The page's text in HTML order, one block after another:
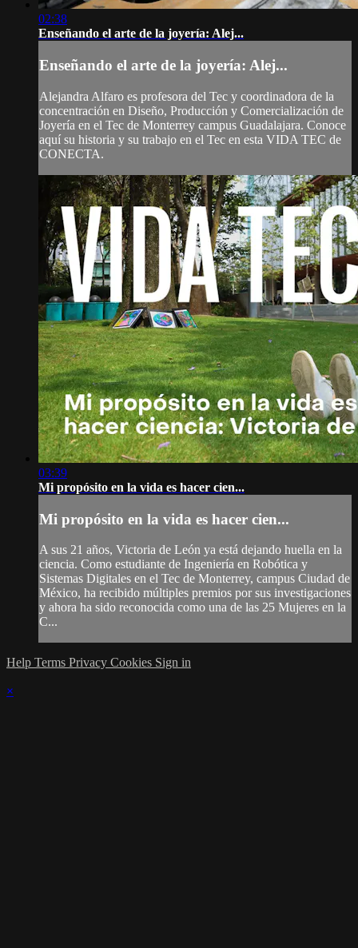
02:38
Enseñando el arte de la joyería: Alej...
Enseñando el arte de la joyería: Alej...
Alejandra Alfaro es profesora del Tec y coordinadora de la
concentración en Diseño, Producción y Comercialización de
Joyería en el Tec de Monterrey campus Guadalajara. Conoce
aquí su historia y su trabajo en el Tec en esta VIDA TEC de
CONECTA.
03:39
Mi propósito en la vida es hacer cien...
Mi propósito en la vida es hacer cien...
A sus 21 años, Victoria de León ya está dejando huella en la
ciencia. Como estudiante de Ingeniería en Robótica y
Sistemas Digitales en el Tec de Monterrey, campus Ciudad de
México, ha recibido múltiples premios por sus investigaciones
y ahora ha sido reconocida como una de las 25 Mujeres en la
C...
Help Terms Privacy Cookies Sign in
×